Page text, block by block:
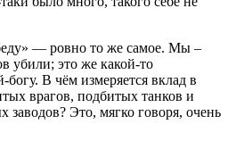
— ровно то же самое. Мы –
убили; это же какой-то
богу. В чём измеряется вклад в
врагов, подбитых танков и
заводов? Это, мягко говоря, очень